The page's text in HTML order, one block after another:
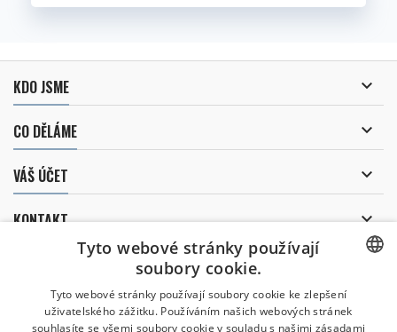
KDO JSME 
CO DĚLÁME 
VÁŠ ÚČET 
KONTAKT 
ODBĚR NOVINEK
CZECH
Tyto webové stránky používají
soubory cookie.
Tyto webové stránky používají soubory cookie ke zlepšení
uživatelského zážitku. Používáním našich webových stránek
souhlasíte se všemi soubory cookie v souladu s našimi zásadami